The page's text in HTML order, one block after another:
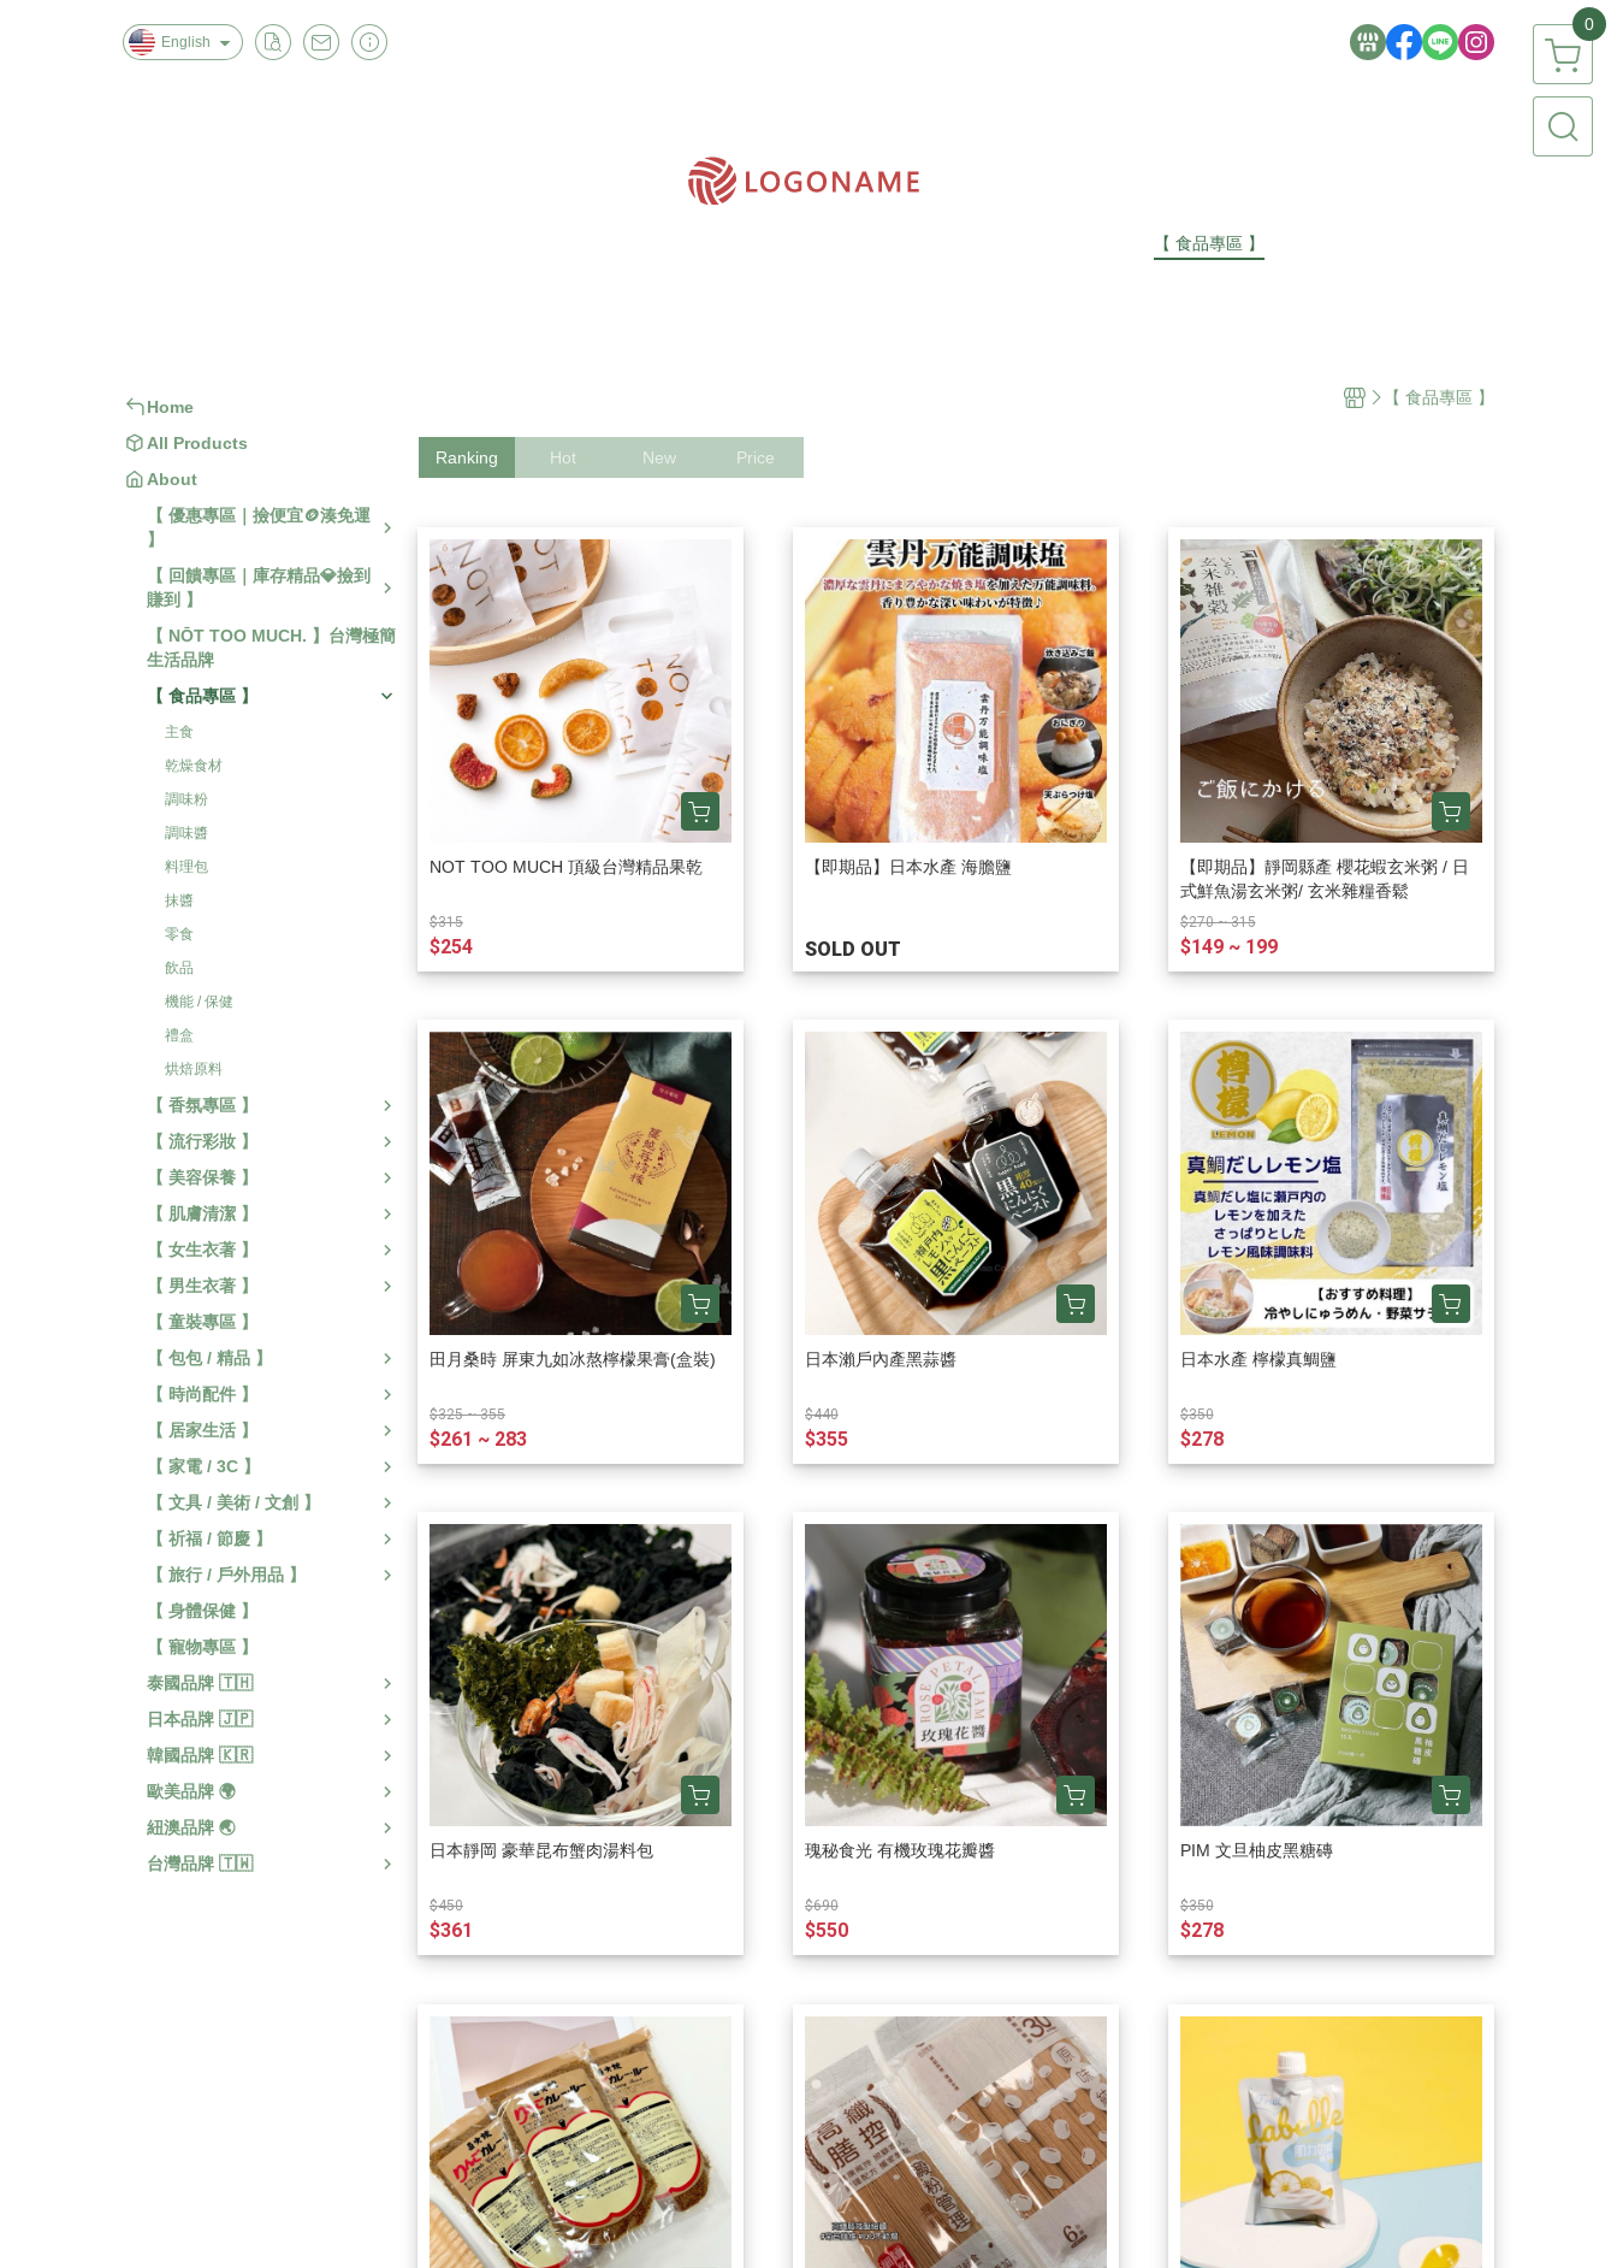
English
0
【 食品專區 】
Home
All Products
About
【 優惠專區｜撿便宜🪙湊免運
】
【 回饋專區｜庫存精品💎撿到
賺到 】
【 NŌT TOO MUCH. 】台灣極簡
生活品牌
【 食品專區 】
主食
乾燥食材
調味粉
調味醬
料理包
抹醬
零食
飲品
機能 / 保健
禮盒
烘焙原料
【 香氛專區 】
【 流行彩妝 】
【 美容保養 】
【 肌膚清潔 】
【 女生衣著 】
【 男生衣著 】
【 童裝專區 】
【 包包 / 精品 】
【 時尚配件 】
【 居家生活 】
【 家電 / 3C 】
【 文具 / 美術 / 文創 】
【 祈福 / 節慶 】
【 旅行 / 戶外用品 】
【 身體保健 】
【 寵物專區 】
泰國品牌 🇹🇭
日本品牌 🇯🇵
韓國品牌 🇰🇷
歐美品牌 🌍
紐澳品牌 🌏
台灣品牌 🇹🇼
【 食品專區 】
Ranking Hot New Price
NOT TOO MUCH 頂級台灣精品果乾
$315
$254
【即期品】日本水產 海膽鹽
SOLD OUT
【即期品】靜岡縣產 櫻花蝦玄米粥 / 日
式鮮魚湯玄米粥/ 玄米雜糧香鬆
$270 ~ 315
$149 ~ 199
田月桑時 屏東九如冰熬檸檬果膏(盒裝)
$325 ~ 355
$261 ~ 283
日本瀨戶內產黑蒜醬
$440
$355
日本水產 檸檬真鯛鹽
$350
$278
日本靜岡 豪華昆布蟹肉湯料包
$450
$361
瑰秘食光 有機玫瑰花瓣醬
$690
$550
PIM 文旦柚皮黑糖磚
$350
$278